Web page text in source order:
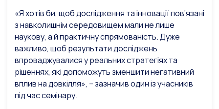
«Я хотів би, щоб дослідження та інновації пов’язані
з навколишнім середовищем мали не лише
наукову, а й практичну спрямованість. Дуже
важливо, щоб результати досліджень
впроваджувалися у реальних стратегіях та
рішеннях, які допоможуть зменшити негативний
вплив на довкілля», – зазначив один із учасників
під час семінару.